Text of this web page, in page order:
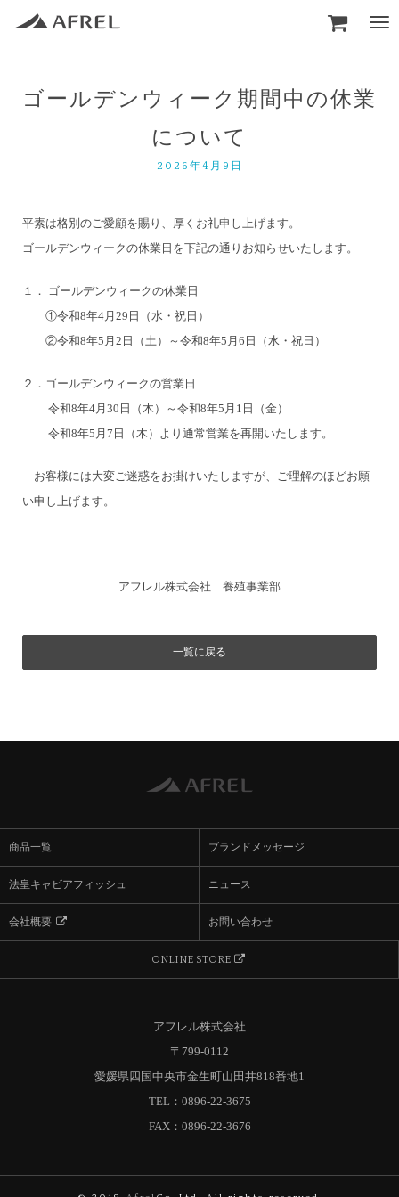

ゴールデンウィーク期間中の休業
について
2026年4月9日
平素は格別のご愛顧を賜り、厚くお礼申し上げます。
ゴールデンウィークの休業日を下記の通りお知らせいたします。
１． ゴールデンウィークの休業日
①令和8年4月29日（水・祝日）
②令和8年5月2日（土）～令和8年5月6日（水・祝日）
２．ゴールデンウィークの営業日
令和8年4月30日（木）～令和8年5月1日（金）
令和8年5月7日（木）より通常営業を再開いたします。
お客様には大変ご迷惑をお掛けいたしますが、ご理解のほどお願
い申し上げます。
アフレル株式会社 養殖事業部
一覧に戻る
商品一覧 ブランドメッセージ
法皇キャビアフィッシュ ニュース
会社概要  お問い合わせ
ONLINE STORE 
アフレル株式会社
〒799-0112
愛媛県四国中央市金生町山田井818番地1
TEL：0896-22-3675
FAX：0896-22-3676